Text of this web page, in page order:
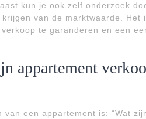
kun je ook zelf onderzoek
van de marktwaarde. Het
te garanderen en een
appartement
een appartement is: “Wat